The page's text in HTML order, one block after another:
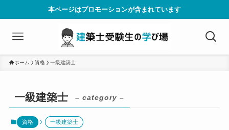
本ページはプロモーションが含まれています
ホーム 資格 一級建築士
一級建築士 – category –
資格 一級建築士